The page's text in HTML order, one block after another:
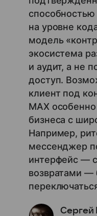
способностью
на уровне
модель
экосистема
и аудит, а не
доступ.
клиент под
MAX
бизнеса с
Например,
мессенджер
интерфейс —
возвратами —
Сергей